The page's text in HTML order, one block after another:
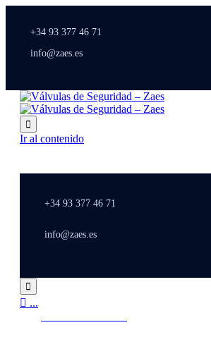
+34 93 377 46 71
info@zaes.es

Ir al contenido
+34 93 377 46 71
info@zaes.es

 ...